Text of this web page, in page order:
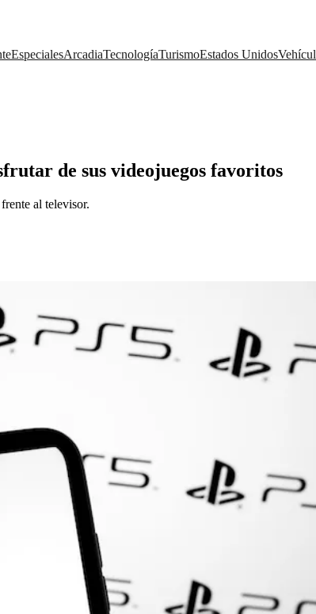
EspecialesArcadiaTecnologíaTurismoEstados Unidos
de sus videojuegos favoritos
al televisor.